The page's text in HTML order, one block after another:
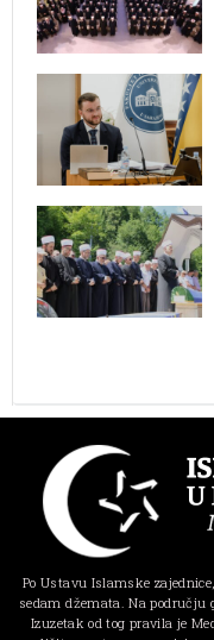
Po Ustavu Islamske
sedam džemata. Na području
Izuzetak od tog pravila je